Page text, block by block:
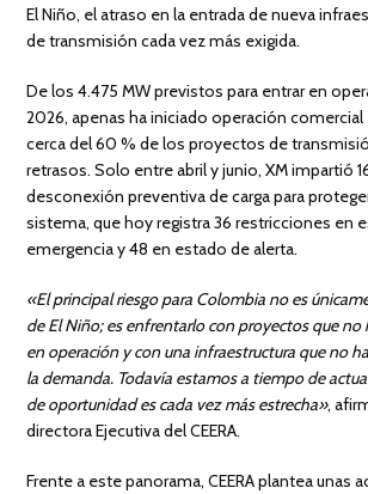
El Niño, el atraso en la entrada de nueva
de transmisión cada vez más exigida.
De los 4.475 MW previstos para entrar en
2026, apenas ha iniciado operación comercial
cerca del 60 % de los proyectos de
retrasos. Solo entre abril y junio, XM impartió
desconexión preventiva de carga para
sistema, que hoy registra 36 restricciones en
emergencia y 48 en estado de alerta.
«El principal riesgo para Colombia no es
de El Niño; es enfrentarlo con proyectos que no
en operación y con una infraestructura que no
la demanda. Todavía estamos a tiempo de
de oportunidad es cada vez más estrecha»,
directora Ejecutiva del CEERA.
Frente a este panorama, CEERA plantea unas